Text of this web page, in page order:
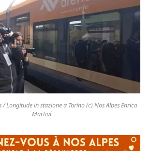
Longitude in stazione a Torino (c) Nos Alpes Enrico
Martial